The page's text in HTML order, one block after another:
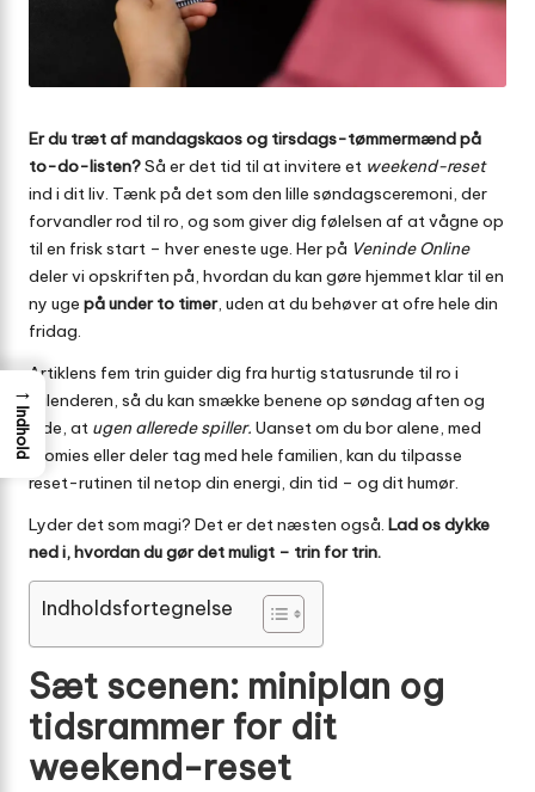
Er du træt af mandagskaos og tirsdags-tømmermænd på
to-do-listen?Så er det tid til at invitere et weekend-reset
ind i dit liv. Tænk på det som den lille søndags­ceremoni, der
forvandler rod til ro, og som giver dig følelsen af at vågne op
til en frisk start – hver eneste uge. Her på Veninde Online
deler vi opskriften på, hvordan du kan gøre hjemmet klar til en
ny uge på under to timer, uden at du behøver at ofre hele din
fridag.
Artiklens fem trin guider dig fra hurtig statusrunde til ro i
kalenderen, så du kan smække benene op søndag aften og
vide, at ugen allerede spiller. Uanset om du bor alene, med
roomies eller deler tag med hele familien, kan du tilpasse
reset-rutinen til netop din energi, din tid – og dit humør.
Lyder det som magi? Det er det næsten også. Lad os dykke
ned i, hvordan du gør det muligt – trin for trin.
Indholdsfortegnelse
Sæt scenen: miniplan og
tidsrammer for dit
weekend-reset
→
Indhold